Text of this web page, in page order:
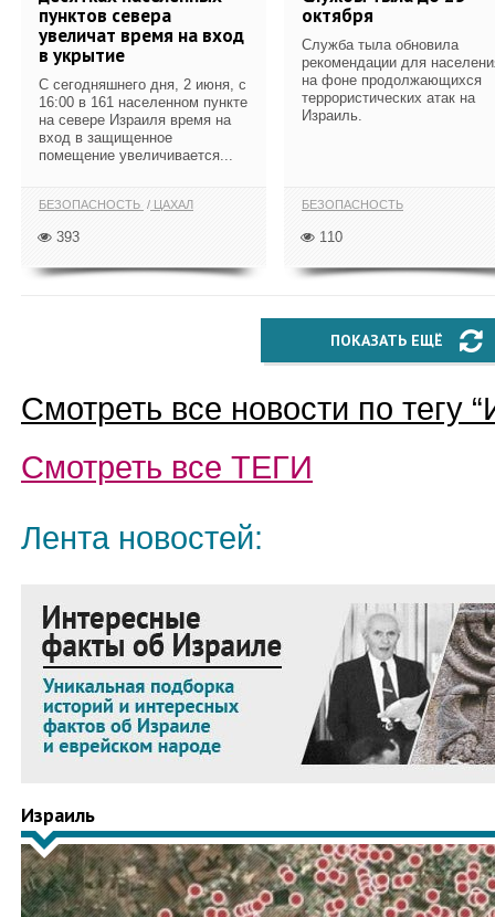
пунктов севера
увеличат время на вход
в укрытие
С сегодняшнего дня, 2 июня, с
16:00 в 161 населенном пункте
на севере Израиля время на
вход в защищенное
помещение увеличивается...
БЕЗОПАСНОСТЬ ЦАХАЛ
393
октября
Служба тыла обновила
рекомендации для
на фоне продолжающихся
террористических атак на
Израиль.
БЕЗОПАСНОСТЬ
110
ПОКАЗАТЬ ЕЩЁ
Смотреть все новости по тегу “
Смотреть все ТЕГИ
Лента новостей:
Израиль